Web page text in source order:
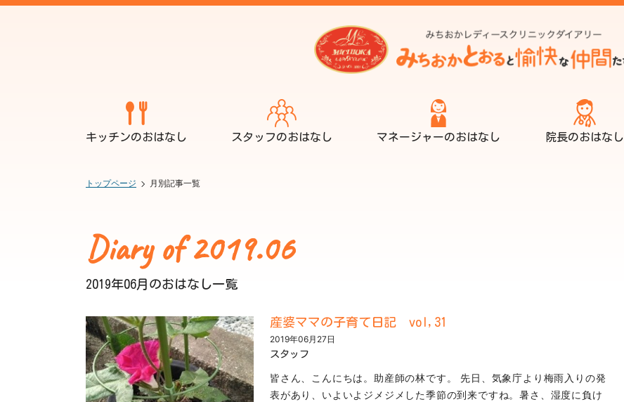
キッチンのおはなし スタッフのおはなし マネージャーのおはなし 院長のおはなし
トップページ 月別記事一覧
Diary of 2019.06
2019年06月のおはなし一覧
産婆ママの子育て日記 vol,31
2019年06月27日
スタッフ
皆さん、こんにちは。助産師の林です。 先日、気象庁より梅雨入りの発
表があり、いよいよジメジメした季節の到来ですね。暑さ、湿度に負け